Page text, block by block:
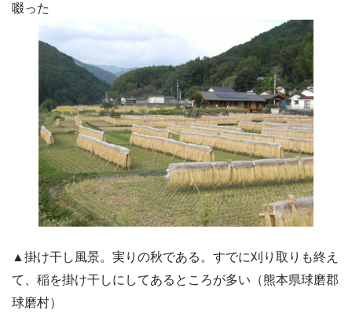
啜った
▲掛け干し風景。実りの秋である。すでに刈り取りも終え
て、稲を掛け干しにしてあるところが多い（熊本県球磨郡
球磨村）